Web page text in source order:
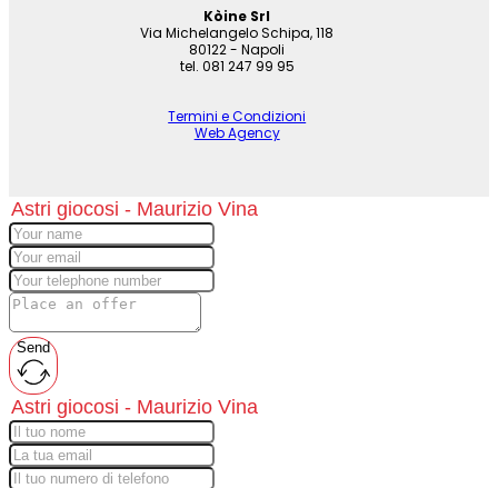
Kòine Srl
Via Michelangelo Schipa, 118
80122 - Napoli
tel. 081 247 99 95
Termini e Condizioni
Web Agency
Send